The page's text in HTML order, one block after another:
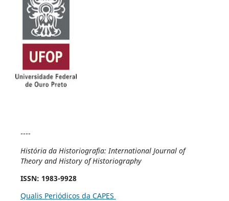
----
História da Historiografia: International Journal of
Theory and History of Historiography
ISSN: 1983-9928
Qualis Periódicos da CAPES